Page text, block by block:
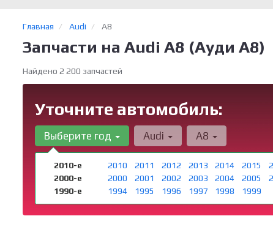
Главная Audi A8
Запчасти на Audi A8 (Ауди А8)
Найдено 2 200 запчастей
Уточните автомобиль:
Выберите год
2010-е 2010 2011 2012 2013 2014 2015
2000-е
2000 2001 2002 2003 2004 2005
1990-е
1994 1995 1996 1997 1998 1999
Audi A8